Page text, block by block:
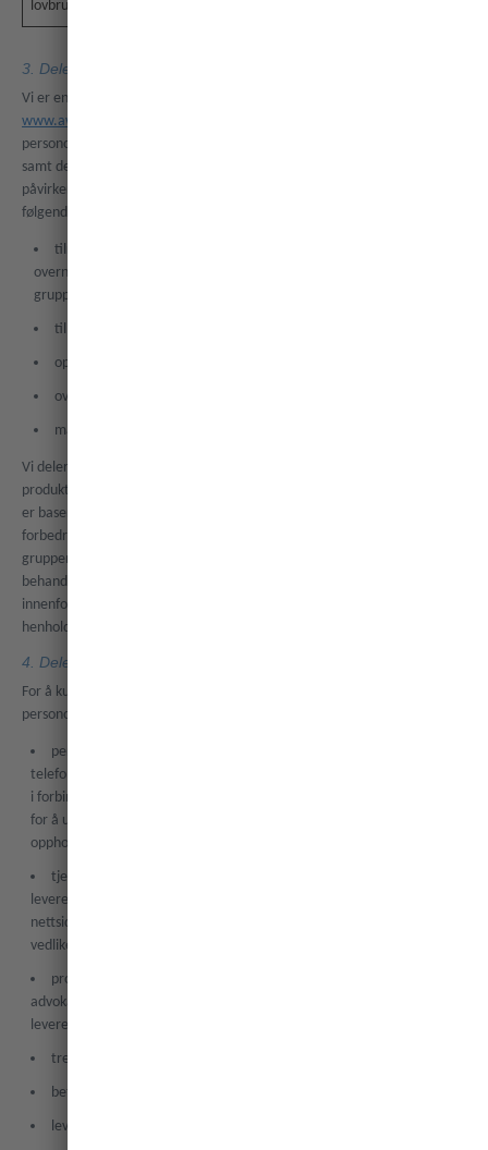
lovbrudd.
3. Dele dataene dine innenfor Awaze-gruppen
Vi er en del av Awaze-gruppen med selskap (opplistet i
www.awaze.com
personopplysninger kan bli delt med andre selskap i Awaze-gruppen
samt deres ansatte, entreprenører og tjenesteleverandører. Dette
påvirker ikke formålene vi bruker personopplysningene dine for, inkludert
følgende formål:
tilrettelegge for utleie av ferieboligen, inkludert registrere
overnattingsstedet ditt på ulike bestillingsplattformer innenfor Awaze-
gruppen,
tilby god kundeservice,
oppdage, hindre og rapportere om lovbrudd,
overvåke nettstedet og appen vår, og
markedsføre aktiviteter når det tillates.
Vi deler også anonymiserte data for analyseformål og
produktforbedring. Begrunnelsen for delingen innenfor Awaze-gruppen
er basert på vår berettigede interesse i å levere en god tjeneste,
forbedre tjenestene våre og beskytte virksomheten. Selskapene i
gruppen fungerer enten som vår databehandler eller felles
behandlingsansvarlige, og vi har inngått en avtale om datadeling
innenfor gruppen som sørger for at dataene behandles sikkert og i
henhold til gjeldende lover.
4. Dele dataene dine med selskap utenfor Awaze-gruppen
For å kunne levere tjenestene våre og drive virksomheten vår, kan vi dele
personopplysningene dine med:
personer som leier feriebolig hos deg (dette kan inkludere
telefonnummer, e-postadresse og bostedsadresse når det er nødvendig
i forbindelse med utleievirksomheten, for eksempel hvis du har ansvar
for å utlevere nøkkelen eller en person trenger å kontakte deg om
oppholdet eller for å løse problemer)
tjenesteleverandører som fungerer som databehandlere, som
leverer IT- og systemadministrasjon, hosting og kundestøtte for
nettsider og app, markedsføring, kundestøtte samt rengjørings- og
vedlikeholdstjenester
profesjonelle rådgivere som for eksempel bankforbindelser,
advokater, revisorer, regnskapsførere og forsikringsselskaper som
leverer tjenester til oss
tredjeparts annonsepartnere og reisebyråer
betalingskortselskaper
leverandører av betalingstjenester